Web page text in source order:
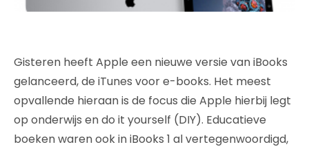
Gisteren heeft Apple een nieuwe versie van iBooks
gelanceerd, de iTunes voor e-books. Het meest
opvallende hieraan is de focus die Apple hierbij legt
op onderwijs en do it yourself (DIY). Educatieve
boeken waren ook in iBooks 1 al vertegenwoordigd,